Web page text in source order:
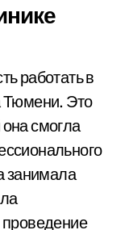
работать в
Тюмени. Это
смогла
занимала
проведение